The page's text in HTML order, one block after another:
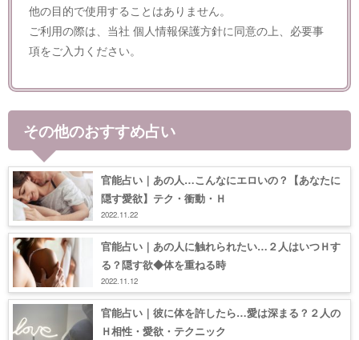
他の目的で使用することはありません。
ご利用の際は、当社個人情報保護方針に同意の上、必要事
項をご入力ください。
その他のおすすめ占い
官能占い｜あの人…こんなにエロいの？【あなたに
隠す愛欲】テク・衝動・Ｈ
2022.11.22
官能占い｜あの人に触れられたい…２人はいつＨす
る？隠す欲◆体を重ねる時
2022.11.12
官能占い｜彼に体を許したら…愛は深まる？２人の
Ｈ相性・愛欲・テクニック